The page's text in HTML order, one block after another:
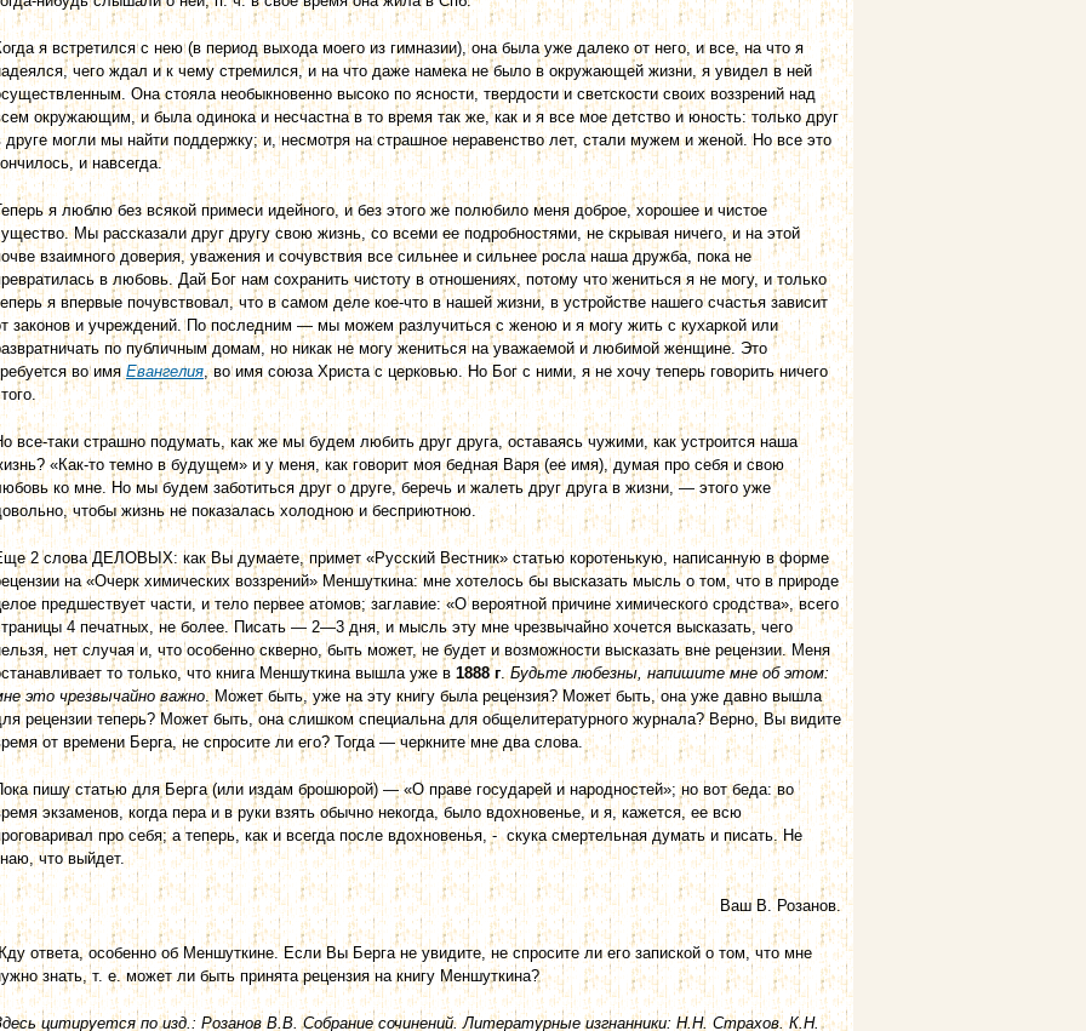
я встретился с нею (в период выхода моего из гимназии), она была уже далеко от него, и все, на что я
чего ждал и к чему стремился, и на что даже намека не было в окружающей жизни, я увидел в ней
Она стояла необыкновенно высоко по ясности, твердости и светскости своих воззрений над
окружающим, и была одинока и несчастна в то время так же, как и я все мое детство и юность: только друг
друге могли мы найти поддержку; и, несмотря на страшное неравенство лет, стали мужем и женой. Но все это
и навсегда.
я люблю без всякой примеси идейного, и без этого же полюбило меня доброе, хорошее и чистое
Мы рассказали друг другу свою жизнь, со всеми ее подробностями, не скрывая ничего, и на этой
взаимного доверия, уважения и сочувствия все сильнее и сильнее росла наша дружба, пока не
в любовь. Дай Бог нам сохранить чистоту в отношениях, потому что жениться я не могу, и только
я впервые почувствовал, что в самом деле кое-что в нашей жизни, в устройстве нашего счастья зависит
законов и учреждений. По последним — мы можем разлучиться с женою и я могу жить с кухаркой или
по публичным домам, но никак не могу жениться на уважаемой и любимой женщине. Это
во имя Евангелия, во имя союза Христа с церковью. Но Бог с ними, я не хочу теперь говорить ничего
все-таки страшно подумать, как же мы будем любить друг друга, оставаясь чужими, как устроится наша
«Как-то темно в будущем» и у меня, как говорит моя бедная Варя (ее имя), думая про себя и свою
ко мне. Но мы будем заботиться друг о друге, беречь и жалеть друг друга в жизни, — этого уже
чтобы жизнь не показалась холодною и бесприютною.
2 слова ДЕЛОВЫХ: как Вы думаете, примет «Русский Вестник» статью коротенькую, написанную в форме
на «Очерк химических воззрений» Меншуткина: мне хотелось бы высказать мысль о том, что в природе
предшествует части, и тело первее атомов; заглавие: «О вероятной причине химического сродства», всего
4 печатных, не более. Писать — 2—3 дня, и мысль эту мне чрезвычайно хочется высказать, чего
нет случая и, что особенно скверно, быть может, не будет и возможности высказать вне рецензии. Меня
то только, что книга Меншуткина вышла уже в1888 г.Будьте любезны, напишите мне об этом:
это чрезвычайно важно. Может быть, уже на эту книгу была рецензия? Может быть, она уже давно вышла
рецензии теперь? Может быть, она слишком специальна для общелитературного журнала? Верно, Вы видите
от времени Берга, не спросите ли его? Тогда — черкните мне два слова.
пишу статью для Берга (или издам брошюрой) — «О праве государей и народностей»; но вот беда: во
экзаменов, когда пера и в руки взять обычно некогда, было вдохновенье, и я, кажется, ее всю
про себя; а теперь, как и всегда после вдохновенья, - скука смертельная думать и писать. Не
что выйдет.
Ваш В. Розанов.
ответа, особенно об Меншуткине. Если Вы Берга не увидите, не спросите ли его запиской о том, что мне
знать, т. е. может ли быть принята рецензия на книгу Меншуткина?
цитируется по изд.: Розанов В.В. Собрание сочинений. Литературные изгнанники: Н.Н. Страхов. К.Н.